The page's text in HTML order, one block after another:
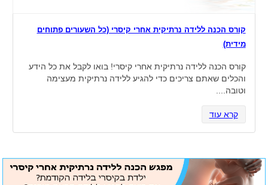
שירה גרפיט
קורס הכנה ללידה נרתיקית אחרי קיסרי (כל השעורים פתוחים
מידית)
קורס הכנה ללידה נרתיקית אחרי קיסרי! בואו לקבל את כל הידע
והכלים שאתם צריכים כדי להגיע ללידה נרתיקית מעצימה
וטובה....
קרא עוד